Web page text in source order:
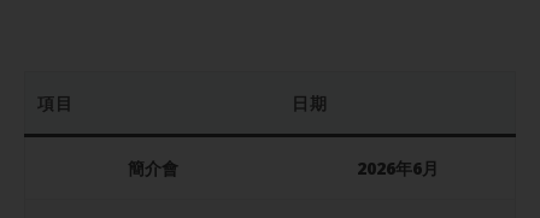
項目 日期
簡介會 2026年6月